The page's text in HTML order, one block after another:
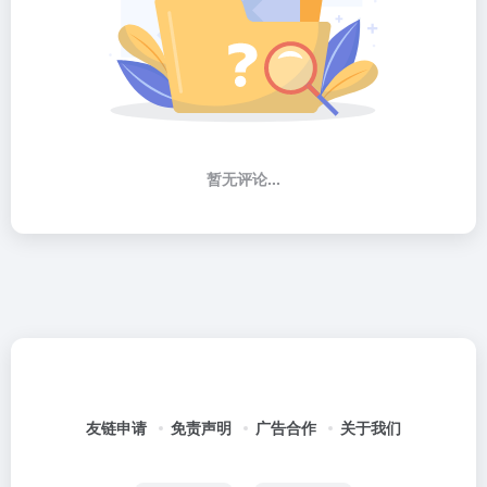
暂无评论...
友链申请 免责声明 广告合作 关于我们